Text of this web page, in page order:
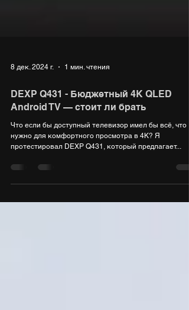
8 дек. 2024 г.
DEXP Q431 - Бюджетный 4K QLED
Android TV — стоит ли брать
Что если бы доступный телевизор имел бы всё, что
протестировал DEXP Q431, который предлагает...